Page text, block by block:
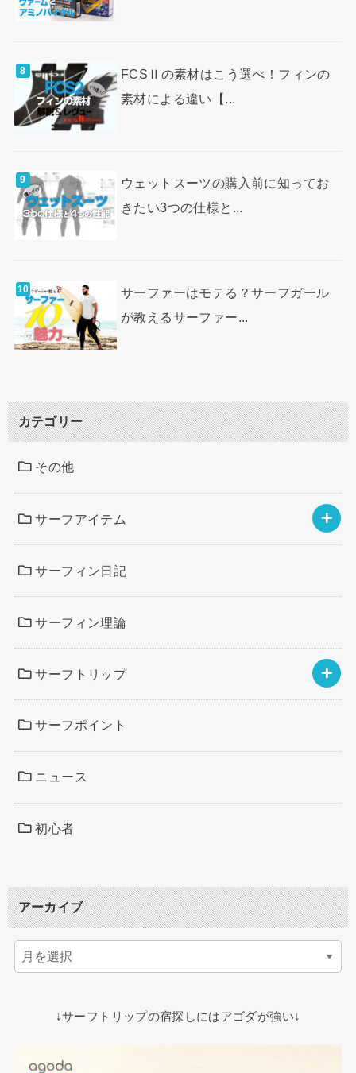
FCSⅡの素材はこう選べ！フィンの
素材による違い【...
ウェットスーツの購入前に知ってお
きたい3つの仕様と...
サーファーはモテる？サーフガール
が教えるサーファー...
カテゴリー
その他
サーフアイテム
サーフィン日記
サーフィン理論
サーフトリップ
サーフポイント
ニュース
初心者
アーカイブ
↓サーフトリップの宿探しにはアゴダが強い↓